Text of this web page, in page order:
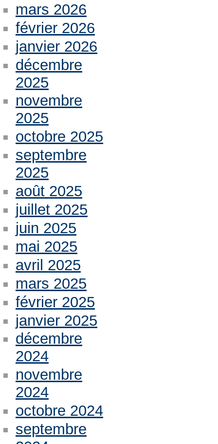
mars 2026
février 2026
janvier 2026
décembre
2025
novembre
2025
octobre 2025
septembre
2025
août 2025
juillet 2025
juin 2025
mai 2025
avril 2025
mars 2025
février 2025
janvier 2025
décembre
2024
novembre
2024
octobre 2024
septembre